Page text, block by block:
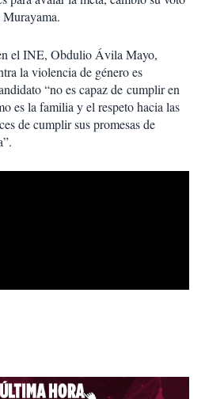
Murayama.
el INE, Obdulio Ávila Mayo,
la violencia de género es
“no es capaz de cumplir en
es la familia y el respeto hacia las
de cumplir sus promesas de